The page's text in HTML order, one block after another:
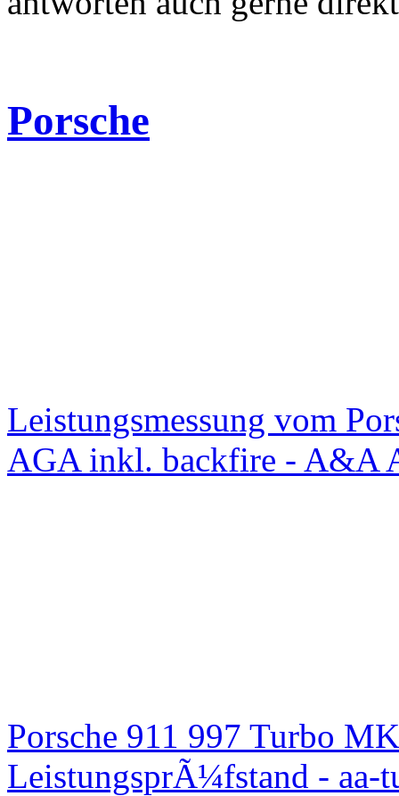
Porsche
Leistungsmessung vom
AGA inkl. backfire - A&A
Porsche 911 997 Turbo
LeistungsprÃ¼fstand - aa-